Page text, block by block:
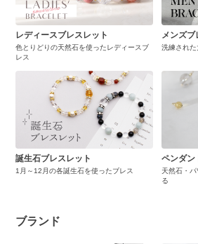
レディースブレスレット
色とりどりの天然石を使ったレディースブ
レス
メンズブ
洗練され
誕生石ブレスレット
1月～12月の各誕生石を使ったブレス
ペンダン
天然石・
る
ブランド